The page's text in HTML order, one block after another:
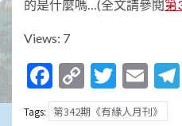
的是什麼嗎…(全文請參閱第
Views: 7
Facebook
Copy
Link
Tags: 第342期《有緣人月刊》